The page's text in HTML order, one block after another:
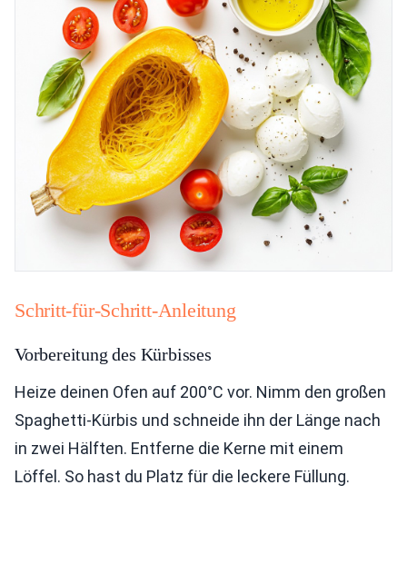
Schritt-für-Schritt-Anleitung
Vorbereitung des Kürbisses
Heize deinen Ofen auf 200°C vor. Nimm den großen
Spaghetti-Kürbis und schneide ihn der Länge nach
in zwei Hälften. Entferne die Kerne mit einem
Löffel. So hast du Platz für die leckere Füllung.